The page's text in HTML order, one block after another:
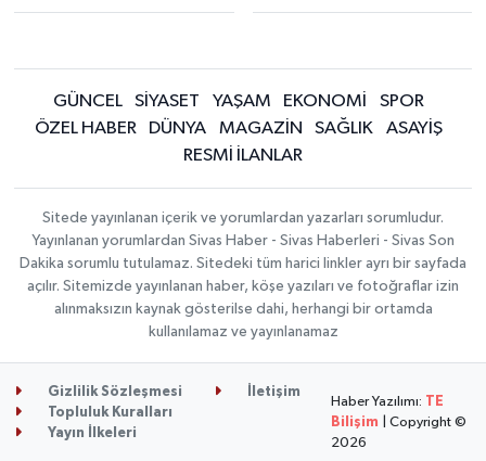
GÜNCEL SİYASET YAŞAM EKONOMİ
SPOR
ÖZEL HABER
DÜNYA MAGAZİN SAĞLIK
ASAYİŞ
RESMİ İLANLAR
Sitede yayınlanan içerik ve yorumlardan yazarları sorumludur.
Yayınlanan yorumlardan Sivas Haber - Sivas Haberleri - Sivas Son
Dakika sorumlu tutulamaz. Sitedeki tüm harici linkler ayrı bir sayfada
açılır. Sitemizde yayınlanan haber, köşe yazıları ve fotoğraflar izin
alınmaksızın kaynak gösterilse dahi, herhangi bir ortamda
kullanılamaz ve yayınlanamaz
Gizlilik Sözleşmesi
İletişim
Topluluk Kuralları
Yayın İlkeleri
Haber Yazılımı: TE
Bilişim | Copyright ©
2026